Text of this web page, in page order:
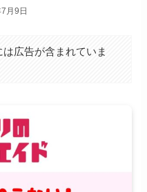
月9日
は広告が含まれていま